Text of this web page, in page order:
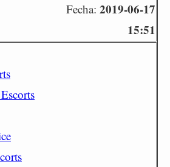
Fecha: 2019-06-17
15:51